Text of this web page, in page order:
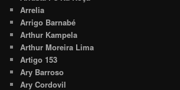
Arrelia
Arrigo Barnabé
Arthur Kampela
Arthur Moreira Lima
Artigo 153
Ary Barroso
Ary Cordovil